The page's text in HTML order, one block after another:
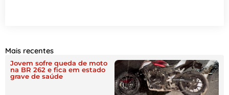
Mais recentes
Jovem sofre queda de moto
na BR 262 e fica em estado
grave de saúde